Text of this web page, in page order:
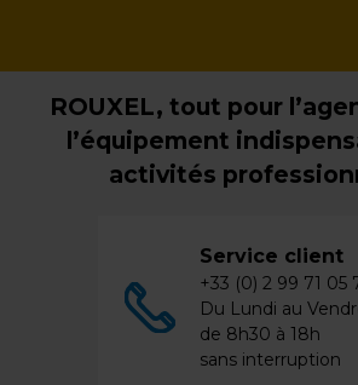
ROUXEL, tout pour
l’équipement
activités
Service client
+33 (0) 2 99 71 05
Du Lundi au
de 8h30 à 18h
sans interruption